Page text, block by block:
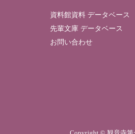
資料館資料 データベース
先輩文庫 データベース
お問い合わせ